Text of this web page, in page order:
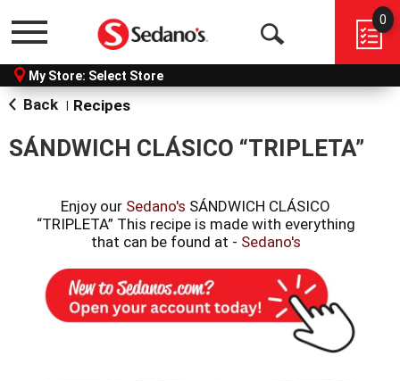
Menu
Open
Search
0
My Store: Select Store
Back Recipes
SÁNDWICH CLÁSICO “TRIPLETA”
Enjoy our Sedano's SÁNDWICH CLÁSICO
“TRIPLETA” This recipe is made with everything
that can be found at - Sedano's